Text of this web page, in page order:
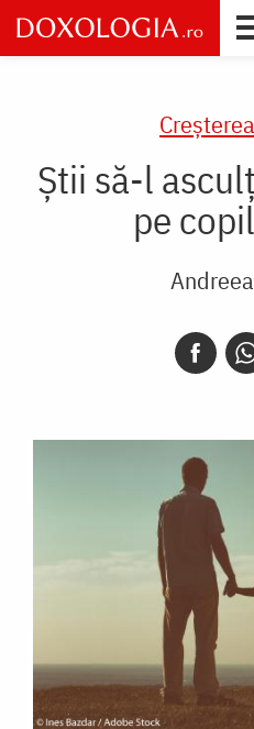
Skip
to
main
Știi să-l
pe